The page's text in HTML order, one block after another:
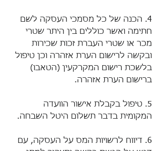
4. הכנה של כל מסמכי העסקה לשם
חתימה ואשר כוללים בין היתר שטרי
מכר או שטרי העברת זכות שכירות
ובקשה לרישום הערת אזהרה וכן טיפול
בלשכת רישום המקרקעין (הטאבו)
ברישום הערת אזהרה.
5. טיפול בקבלת אישור הוועדה
המקומית בדבר תשלום היטל השבחה.
6. דיווח לרשויות המס על העסקה, עם